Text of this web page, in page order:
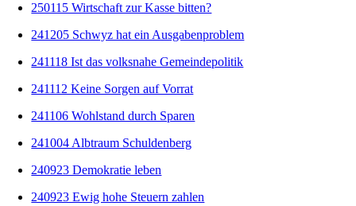
250115 Wirtschaft zur Kasse bitten?
241205 Schwyz hat ein Ausgabenproblem
241118 Ist das volksnahe Gemeindepolitik
241112 Keine Sorgen auf Vorrat
241106 Wohlstand durch Sparen
241004 Albtraum Schuldenberg
240923 Demokratie leben
240923 Ewig hohe Steuern zahlen